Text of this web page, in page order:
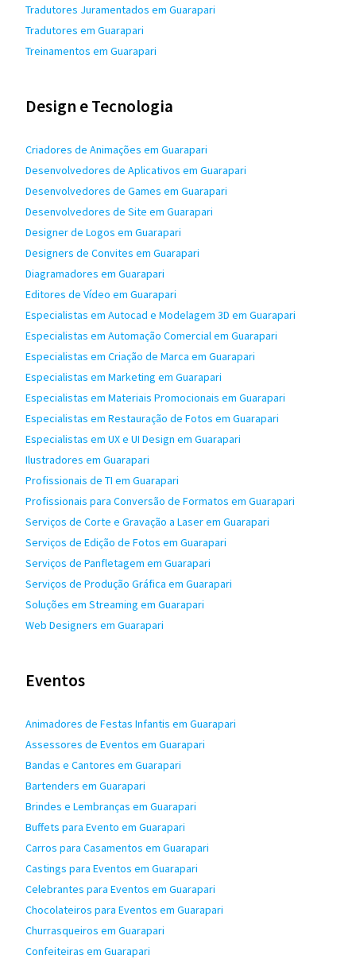
Tradutores Juramentados em Guarapari
Tradutores em Guarapari
Treinamentos em Guarapari
Design e Tecnologia
Criadores de Animações em Guarapari
Desenvolvedores de Aplicativos em Guarapari
Desenvolvedores de Games em Guarapari
Desenvolvedores de Site em Guarapari
Designer de Logos em Guarapari
Designers de Convites em Guarapari
Diagramadores em Guarapari
Editores de Vídeo em Guarapari
Especialistas em Autocad e Modelagem 3D em Guarapari
Especialistas em Automação Comercial em Guarapari
Especialistas em Criação de Marca em Guarapari
Especialistas em Marketing em Guarapari
Especialistas em Materiais Promocionais em Guarapari
Especialistas em Restauração de Fotos em Guarapari
Especialistas em UX e UI Design em Guarapari
Ilustradores em Guarapari
Profissionais de TI em Guarapari
Profissionais para Conversão de Formatos em Guarapari
Serviços de Corte e Gravação a Laser em Guarapari
Serviços de Edição de Fotos em Guarapari
Serviços de Panfletagem em Guarapari
Serviços de Produção Gráfica em Guarapari
Soluções em Streaming em Guarapari
Web Designers em Guarapari
Eventos
Animadores de Festas Infantis em Guarapari
Assessores de Eventos em Guarapari
Bandas e Cantores em Guarapari
Bartenders em Guarapari
Brindes e Lembranças em Guarapari
Buffets para Evento em Guarapari
Carros para Casamentos em Guarapari
Castings para Eventos em Guarapari
Celebrantes para Eventos em Guarapari
Chocolateiros para Eventos em Guarapari
Churrasqueiros em Guarapari
Confeiteiras em Guarapari